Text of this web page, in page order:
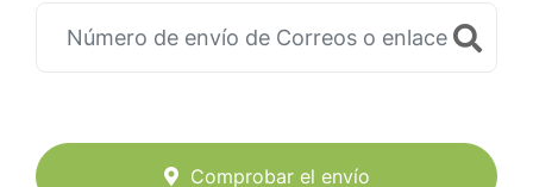
Comprobar el envío